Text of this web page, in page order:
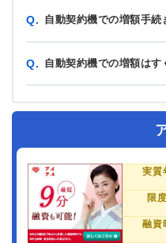
Q. 自動契約機での増額手続
Q. 自動契約機での増額はす
実質
限
融資